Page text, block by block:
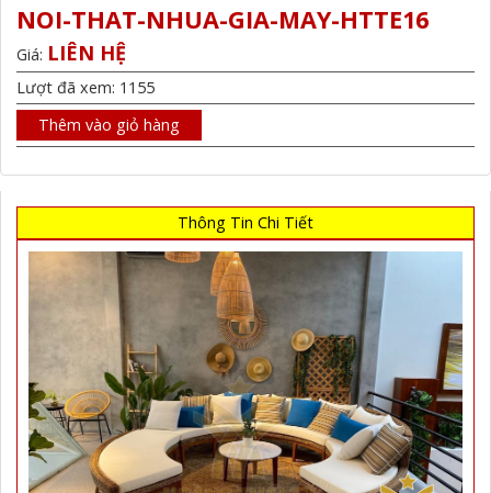
NOI-THAT-NHUA-GIA-MAY-HTTE16
Giá: LIÊN HỆ
Lượt đã xem: 1155
Thêm vào giỏ hàng
Thông Tin Chi Tiết